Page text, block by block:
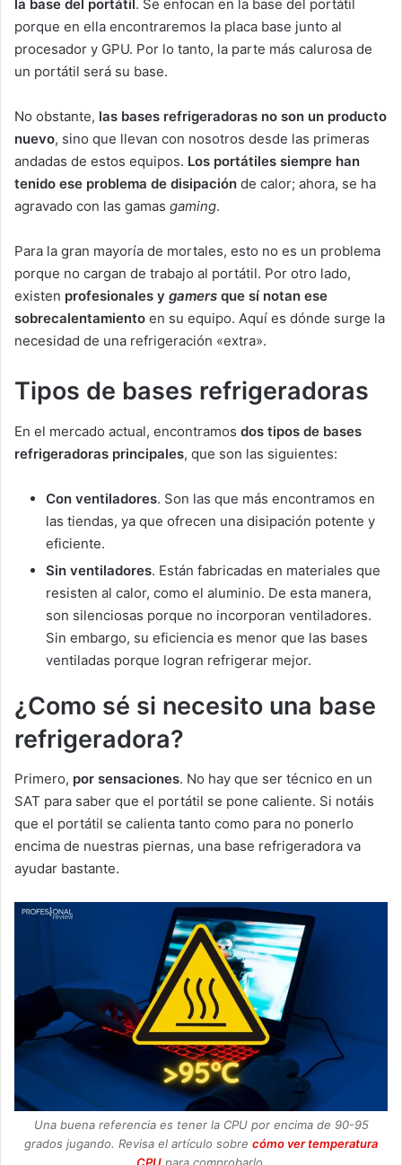
la base del portátil. Se enfocan en la base del portátil
porque en ella encontraremos la placa base junto al
procesador y GPU. Por lo tanto, la parte más calurosa de
un portátil será su base.
No obstante, las bases refrigeradoras no son un producto
nuevo, sino que llevan con nosotros desde las primeras
andadas de estos equipos. Los portátiles siempre han
tenido ese problema de disipación de calor; ahora, se ha
agravado con las gamas gaming.
Para la gran mayoría de mortales, esto no es un problema
porque no cargan de trabajo al portátil. Por otro lado,
existen profesionales y gamers que sí notan ese
sobrecalentamiento en su equipo. Aquí es dónde surge la
necesidad de una refrigeración «extra».
Tipos de bases refrigeradoras
En el mercado actual, encontramos dos tipos de bases
refrigeradoras principales, que son las siguientes:
Con ventiladores. Son las que más encontramos en
las tiendas, ya que ofrecen una disipación potente y
eficiente.
Sin ventiladores. Están fabricadas en materiales que
resisten al calor, como el aluminio. De esta manera,
son silenciosas porque no incorporan ventiladores.
Sin embargo, su eficiencia es menor que las bases
ventiladas porque logran refrigerar mejor.
¿Como sé si necesito una base
refrigeradora?
Primero, por sensaciones. No hay que ser técnico en un
SAT para saber que el portátil se pone caliente. Si notáis
que el portátil se calienta tanto como para no ponerlo
encima de nuestras piernas, una base refrigeradora va
ayudar bastante.
Una buena referencia es tener la CPU por encima de 90-95
grados jugando. Revisa el artículo sobre cómo ver temperatura